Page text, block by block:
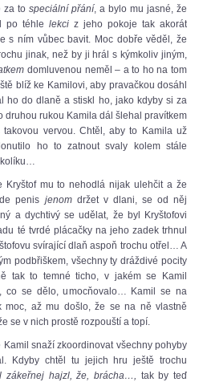
za to speciální přání, a bylo mu jasné, že
po téhle lekci z jeho pokoje tak akorát
s ním vůbec bavit. Moc dobře věděl, že
jinak, než by ji hrál s kýmkoliv jiným,
domluvenou neměl – a to ho na tom
blíž ke Kamilovi, aby pravačkou dosáhl
ho do dlaně a stiskl ho, jako kdyby si za
druhou rukou Kamila dál šlehal pravítkem
vervou. Chtěl, aby to Kamila už
ho to zatnout svaly kolem stále
kolíku…
Kryštof mu to nehodlá nijak ulehčit a že
penis jenomdržet v dlani, se od něj
a dychtivý se udělat, že byl Kryštofovi
té tvrdé plácačky na jeho zadek trhnul
svírající dlaň aspoň trochu otřel… A
podbřiškem, všechny ty dráždivé pocity
tak to temné ticho, v jakém se Kamil
co se dělo, umocňovalo… Kamil se na
moc, až mu došlo, že se na ně vlastně
se v nich prostě rozpouští a topí.
Kamil snaží zkoordinovat všechny pohyby
Kdyby chtěl tu jejich hru ještě trochu
zákeřnej hajzl, že, brácha…, tak by teď